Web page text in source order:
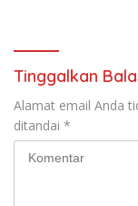
Tinggalkan
Alamat email Anda
ditandai *